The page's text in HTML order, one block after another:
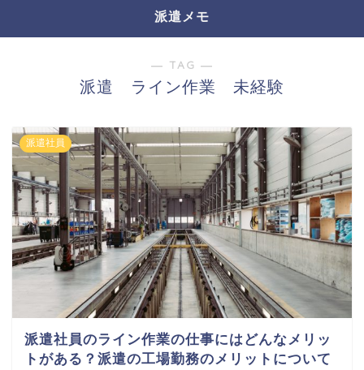
派遣メモ
― TAG ―
派遣 ライン作業 未経験
派遣社員
派遣社員のライン作業の仕事にはどんなメリッ
トがある？派遣の工場勤務のメリットについて